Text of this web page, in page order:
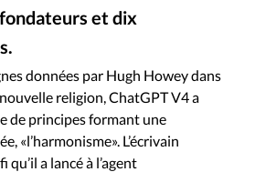
Culture
Economie
Laicité
Liberté religieuse
People Politique
et dix
données par Hugh Howey dans
religion, ChatGPT V4 a
de principes formant une
«l’harmonisme». L’écrivain
a lancé à l’agent